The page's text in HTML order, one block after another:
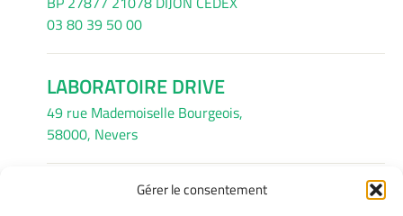
Gérer le consentement
03 80 39 50 00
LABORATOIRE DRIVE
49 rue Mademoiselle Bourgeois,
58000, Nevers